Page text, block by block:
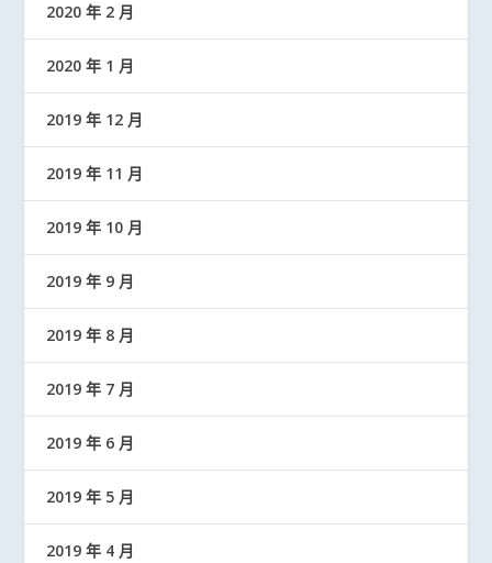
2020 年 2 月
2020 年 1 月
2019 年 12 月
2019 年 11 月
2019 年 10 月
2019 年 9 月
2019 年 8 月
2019 年 7 月
2019 年 6 月
2019 年 5 月
2019 年 4 月